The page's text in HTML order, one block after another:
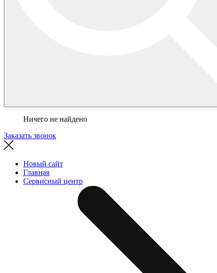
Ничего не найдено
Заказать звонок
Новый сайт
Главная
Сервисный центр